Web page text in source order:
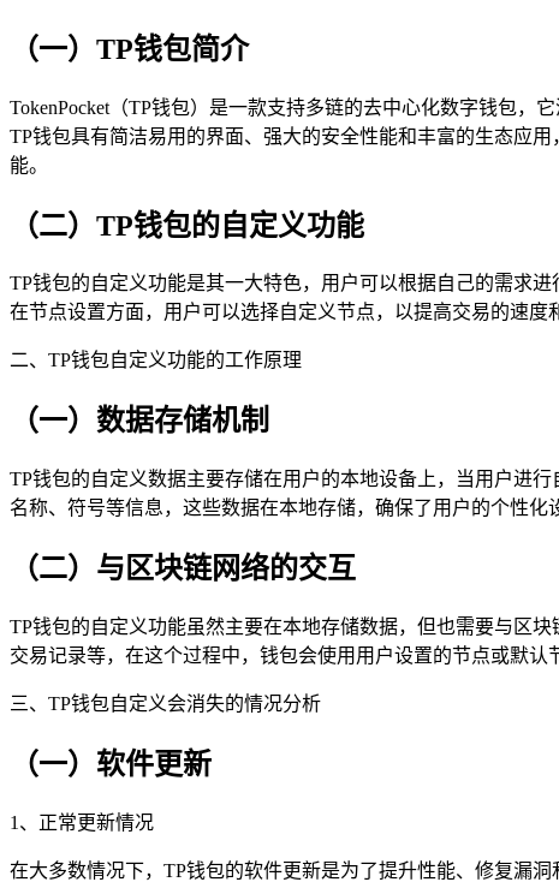
（一）TP钱包简介
TokenPocket（TP钱包）是一款支持多链的去中心化数字钱包，
TP钱包具有简洁易用的界面、强大的安全性能和丰富的生态应
能。
（二）TP钱包的自定义功能
TP钱包的自定义功能是其一大特色，用户可以根据自己的需求
在节点设置方面，用户可以选择自定义节点，以提高交易的速
二、TP钱包自定义功能的工作原理
（一）数据存储机制
TP钱包的自定义数据主要存储在用户的本地设备上，当用户进
名称、符号等信息，这些数据在本地存储，确保了用户的个性
（二）与区块链网络的交互
TP钱包的自定义功能虽然主要在本地存储数据，但也需要与区
交易记录等，在这个过程中，钱包会使用用户设置的节点或默
三、TP钱包自定义会消失的情况分析
（一）软件更新
1、正常更新情况
在大多数情况下，TP钱包的软件更新是为了提升性能、修复漏